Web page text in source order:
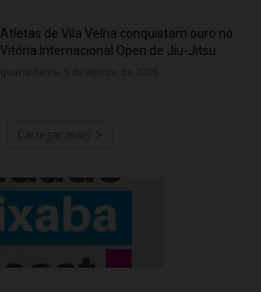
Atletas de Vila Velha conquistam ouro no
Vitória Internacional Open de Jiu-Jitsu